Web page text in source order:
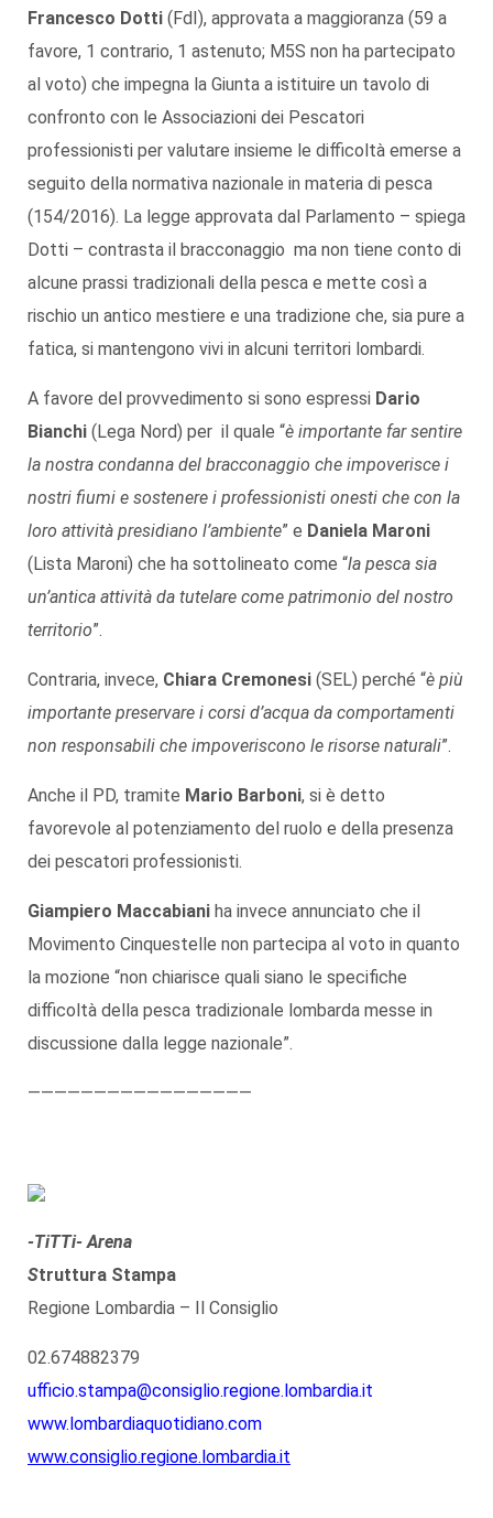
Francesco Dotti (FdI), approvata a maggioranza (59 a
favore, 1 contrario, 1 astenuto; M5S non ha partecipato
al voto) che impegna la Giunta a istituire un tavolo di
confronto con le Associazioni dei Pescatori
professionisti per valutare insieme le difficoltà emerse a
seguito della normativa nazionale in materia di pesca
(154/2016). La legge approvata dal Parlamento – spiega
Dotti – contrasta il bracconaggio ma non tiene conto di
alcune prassi tradizionali della pesca e mette così a
rischio un antico mestiere e una tradizione che, sia pure a
fatica, si mantengono vivi in alcuni territori lombardi.
A favore del provvedimento si sono espressi Dario
Bianchi (Lega Nord) per il quale “è importante far sentire
la nostra condanna del bracconaggio che impoverisce i
nostri fiumi e sostenere i professionisti onesti che con la
loro attività presidiano l’ambiente” e Daniela Maroni
(Lista Maroni) che ha sottolineato come “la pesca sia
un’antica attività da tutelare come patrimonio del nostro
territorio”.
Contraria, invece, Chiara Cremonesi (SEL) perché “è più
importante preservare i corsi d’acqua da comportamenti
non responsabili che impoveriscono le risorse naturali”.
Anche il PD, tramite Mario Barboni, si è detto
favorevole al potenziamento del ruolo e della presenza
dei pescatori professionisti.
Giampiero Maccabiani ha invece annunciato che il
Movimento Cinquestelle non partecipa al voto in quanto
la mozione “non chiarisce quali siano le specifiche
difficoltà della pesca tradizionale lombarda messe in
discussione dalla legge nazionale”.
—————————————————
-TiTTi- Arena
Struttura Stampa
Regione Lombardia – Il Consiglio
02.674882379
ufficio.stampa@consiglio.regione.lombardia.it
www.lombardiaquotidiano.com
www.consiglio.regione.lombardia.it